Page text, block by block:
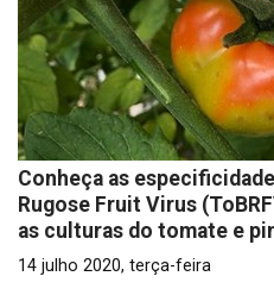
Conheça as
Rugose Fruit Virus
as culturas do tomate e
14 julho 2020, terça-feira